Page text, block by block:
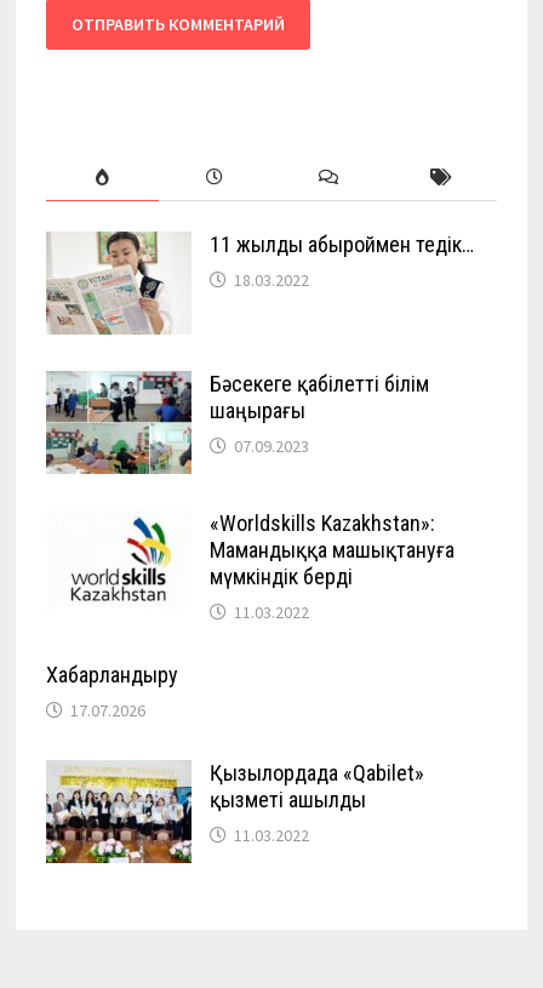
11 жылды абыроймен өтедік…
18.03.2022
Бәсекеге қабілетті білім
шаңырағы
07.09.2023
«Worldskills Kazakhstan»:
Мамандыққа машықтануға
мүмкіндік берді
11.03.2022
Хабарландыру
17.07.2026
Қызылордада «Qabilet»
қызметі ашылды
11.03.2022